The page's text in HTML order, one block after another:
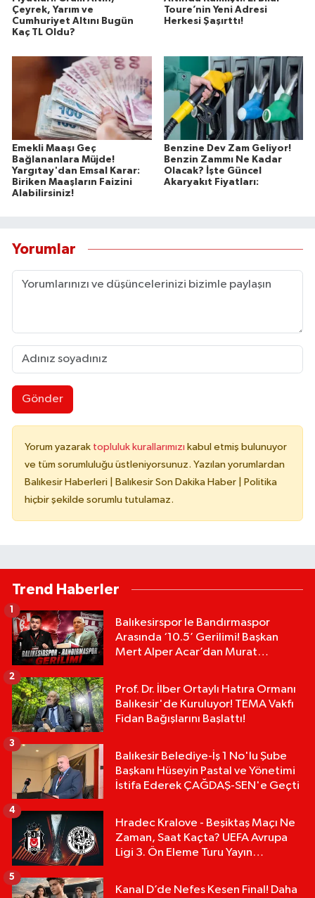
Çeyrek, Yarım ve
Cumhuriyet Altını Bugün
Kaç TL Oldu?
Toure’nin Yeni Adresi
Herkesi Şaşırttı!
Emekli Maaşı Geç
Bağlananlara Müjde!
Yargıtay'dan Emsal Karar:
Biriken Maaşların Faizini
Alabilirsiniz!
Benzine Dev Zam Geliyor!
Benzin Zammı Ne Kadar
Olacak? İşte Güncel
Akaryakıt Fiyatları:
Yorumlar
Gönder
Yorum yazarak topluluk kurallarımızı kabul etmiş bulunuyor
ve tüm sorumluluğu üstleniyorsunuz. Yazılan yorumlardan
Balıkesir Haberleri | Balıkesir Son Dakika Haber | Politika
hiçbir şekilde sorumlu tutulamaz.
Trend Haberler
Balıkesirspor le Bandırmaspor
Arasında ‘10.5’ Gerilimi! Başkan
Mert Alper Acar’dan Murat
1
Prof. Dr. İlber Ortaylı Hatıra Ormanı
Balıkesir'de Kuruluyor! TEMA Vakfı
Fidan Bağışlarını Başlattı!
2
Balıkesir Belediye-İş 1 No'lu Şube
Başkanı Hüseyin Pastal ve Yönetimi
İstifa Ederek ÇAĞDAŞ-SEN'e Geçti
3
Hradec Kralove - Beşiktaş Maçı Ne
Zaman, Saat Kaçta? UEFA Avrupa
Ligi 3. Ön Eleme Turu Yayın
4
Kanal D’de Nefes Kesen Final! Daha
5